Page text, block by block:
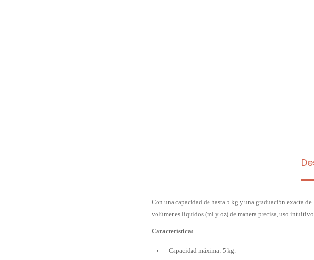
Con una capacidad de hasta 5 kg y una graduación exacta
volúmenes líquidos (ml y oz) de manera precisa, uso
Características
Capacidad máxima: 5 kg.